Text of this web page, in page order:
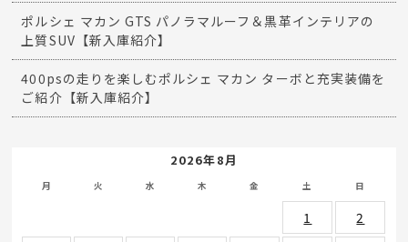
ポルシェ マカン GTS パノラマルーフ＆黒革インテリアの
上質SUV【新入庫紹介】
400psの走りを楽しむポルシェ マカン ターボと充実装備を
ご紹介【新入庫紹介】
2026年8月
月 火 水 木 金 土 日
1
2